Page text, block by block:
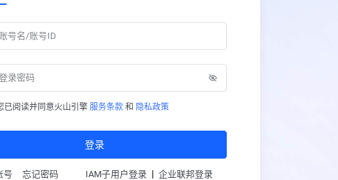
已阅读并同意火山引擎 服务条款 和 隐私政策
登录
号 忘记密码 IAM子用户登录 | 企业联邦登录